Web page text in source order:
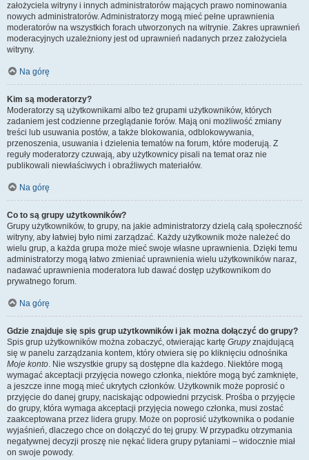
założyciela witryny i innych administratorów mających prawo nominowania
nowych administratorów. Administratorzy mogą mieć pełne uprawnienia
moderatorów na wszystkich forach utworzonych na witrynie. Zakres uprawnień
moderacyjnych uzależniony jest od uprawnień nadanych przez założyciela
witryny.
Na górę
Kim są moderatorzy?
Moderatorzy są użytkownikami albo też grupami użytkowników, których
zadaniem jest codzienne przeglądanie forów. Mają oni możliwość zmiany
treści lub usuwania postów, a także blokowania, odblokowywania,
przenoszenia, usuwania i dzielenia tematów na forum, które moderują. Z
reguły moderatorzy czuwają, aby użytkownicy pisali na temat oraz nie
publikowali niewłaściwych i obraźliwych materiałów.
Na górę
Co to są grupy użytkowników?
Grupy użytkowników, to grupy, na jakie administratorzy dzielą całą społeczność
witryny, aby łatwiej było nimi zarządzać. Każdy użytkownik może należeć do
wielu grup, a każda grupa może mieć swoje własne uprawnienia. Dzięki temu
administratorzy mogą łatwo zmieniać uprawnienia wielu użytkowników naraz,
nadawać uprawnienia moderatora lub dawać dostęp użytkownikom do
prywatnego forum.
Na górę
Gdzie znajduje się spis grup użytkowników i jak można dołączyć do grupy?
Spis grup użytkowników można zobaczyć, otwierając kartę Grupyznajdującą
się w panelu zarządzania kontem, który otwiera się po kliknięciu odnośnika
Moje konto. Nie wszystkie grupy są dostępne dla każdego. Niektóre mogą
wymagać akceptacji przyjęcia nowego członka, niektóre mogą być zamknięte,
a jeszcze inne mogą mieć ukrytych członków. Użytkownik może poprosić o
przyjęcie do danej grupy, naciskając odpowiedni przycisk. Prośba o przyjęcie
do grupy, która wymaga akceptacji przyjęcia nowego członka, musi zostać
zaakceptowana przez lidera grupy. Może on poprosić użytkownika o podanie
wyjaśnień, dlaczego chce on dołączyć do tej grupy. W przypadku otrzymania
negatywnej decyzji proszę nie nękać lidera grupy pytaniami – widocznie miał
on swoje powody.